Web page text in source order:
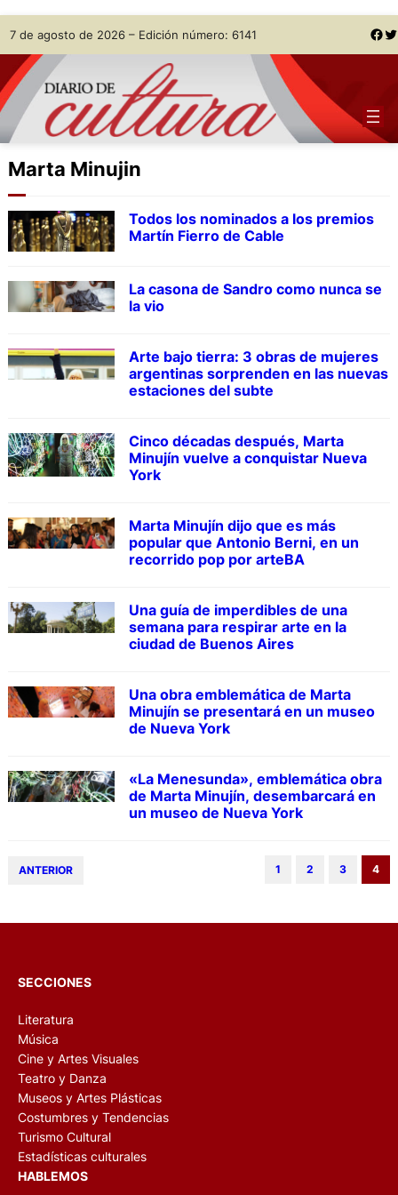
Skip
to
content
7 de agosto de 2026 – Edición número: 6141 Facebook Twitter
Marta Minujin
Todos los nominados a los premios
Martín Fierro de Cable
La casona de Sandro como nunca se
la vio
Arte bajo tierra: 3 obras de mujeres
argentinas sorprenden en las nuevas
estaciones del subte
Cinco décadas después, Marta
Minujín vuelve a conquistar Nueva
York
Marta Minujín dijo que es más
popular que Antonio Berni, en un
recorrido pop por arteBA
Una guía de imperdibles de una
semana para respirar arte en la
ciudad de Buenos Aires
Una obra emblemática de Marta
Minujín se presentará en un museo
de Nueva York
«La Menesunda», emblemática obra
de Marta Minujín, desembarcará en
un museo de Nueva York
ANTERIOR 1 2 3 4
SECCIONES
Literatura
Música
Cine y Artes Visuales
Teatro y Danza
Museos y Artes Plásticas
Costumbres y Tendencias
Turismo Cultural
Estadísticas culturales
HABLEMOS